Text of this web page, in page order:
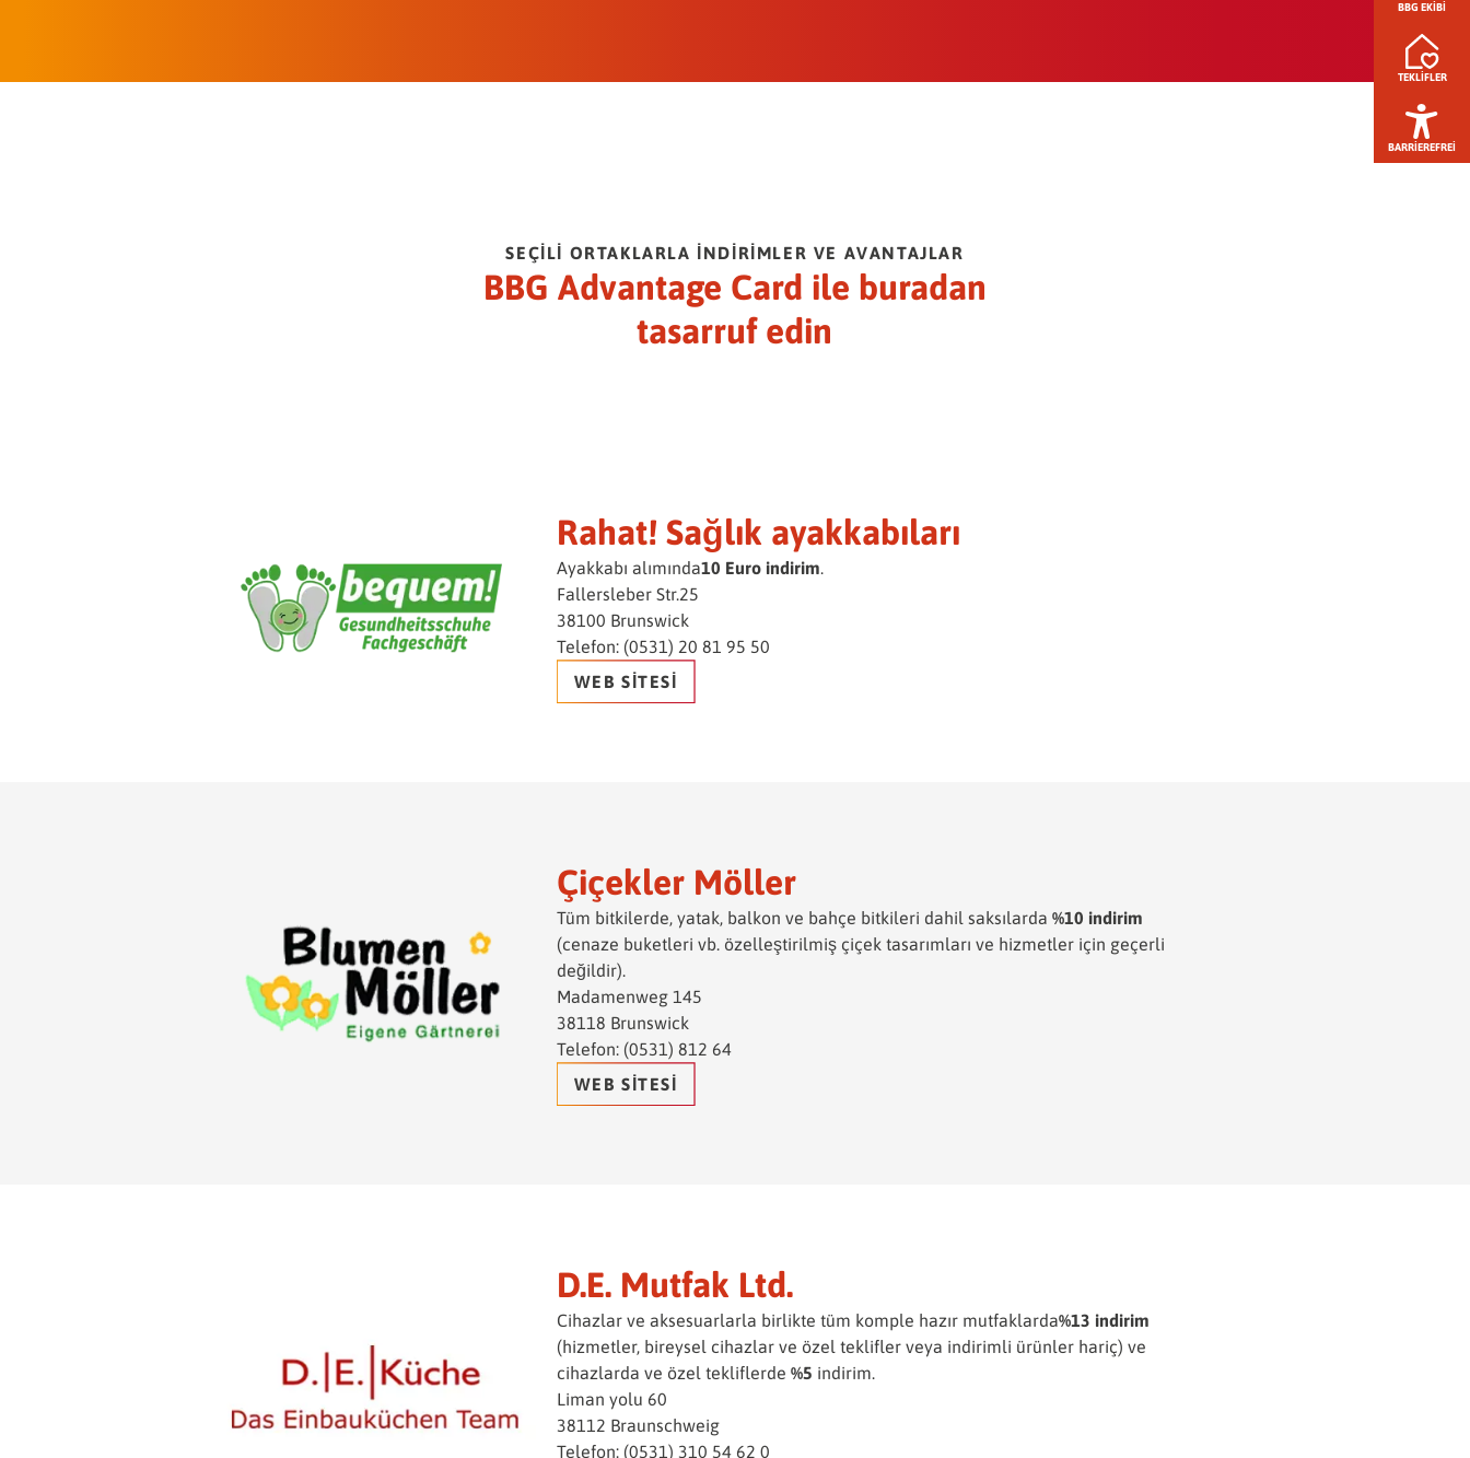
SEÇILI ORTAKLARLA INDIRIMLER VE AVANTAJLAR
BBG Advantage Card ile buradan
tasarruf edin
Rahat! Sağlık ayakkabıları
Ayakkabı alımında10 Euro indirim.
Fallersleber Str.25
38100 Brunswick
Telefon: (0531) 20 81 95 50
WEB SITESI
Çiçekler Möller
Tüm bitkilerde, yatak, balkon ve bahçe bitkileri dahil saksılarda %10 indirim
(cenaze buketleri vb. özelleştirilmiş çiçek tasarımları ve hizmetler için geçerli
değildir).
Madamenweg 145
38118 Brunswick
Telefon: (0531) 812 64
WEB SITESI
D.E. Mutfak Ltd.
Cihazlar ve aksesuarlarla birlikte tüm komple hazır mutfaklarda%13 indirim
(hizmetler, bireysel cihazlar ve özel teklifler veya indirimli ürünler hariç) ve
cihazlarda ve özel tekliflerde %5 indirim.
Liman yolu 60
38112 Braunschweig
Telefon: (0531) 310 54 62 0
BBG EKIBI
TEKLIFLER
BARRIEREFREI